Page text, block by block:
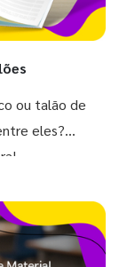
ou talão de
eles?